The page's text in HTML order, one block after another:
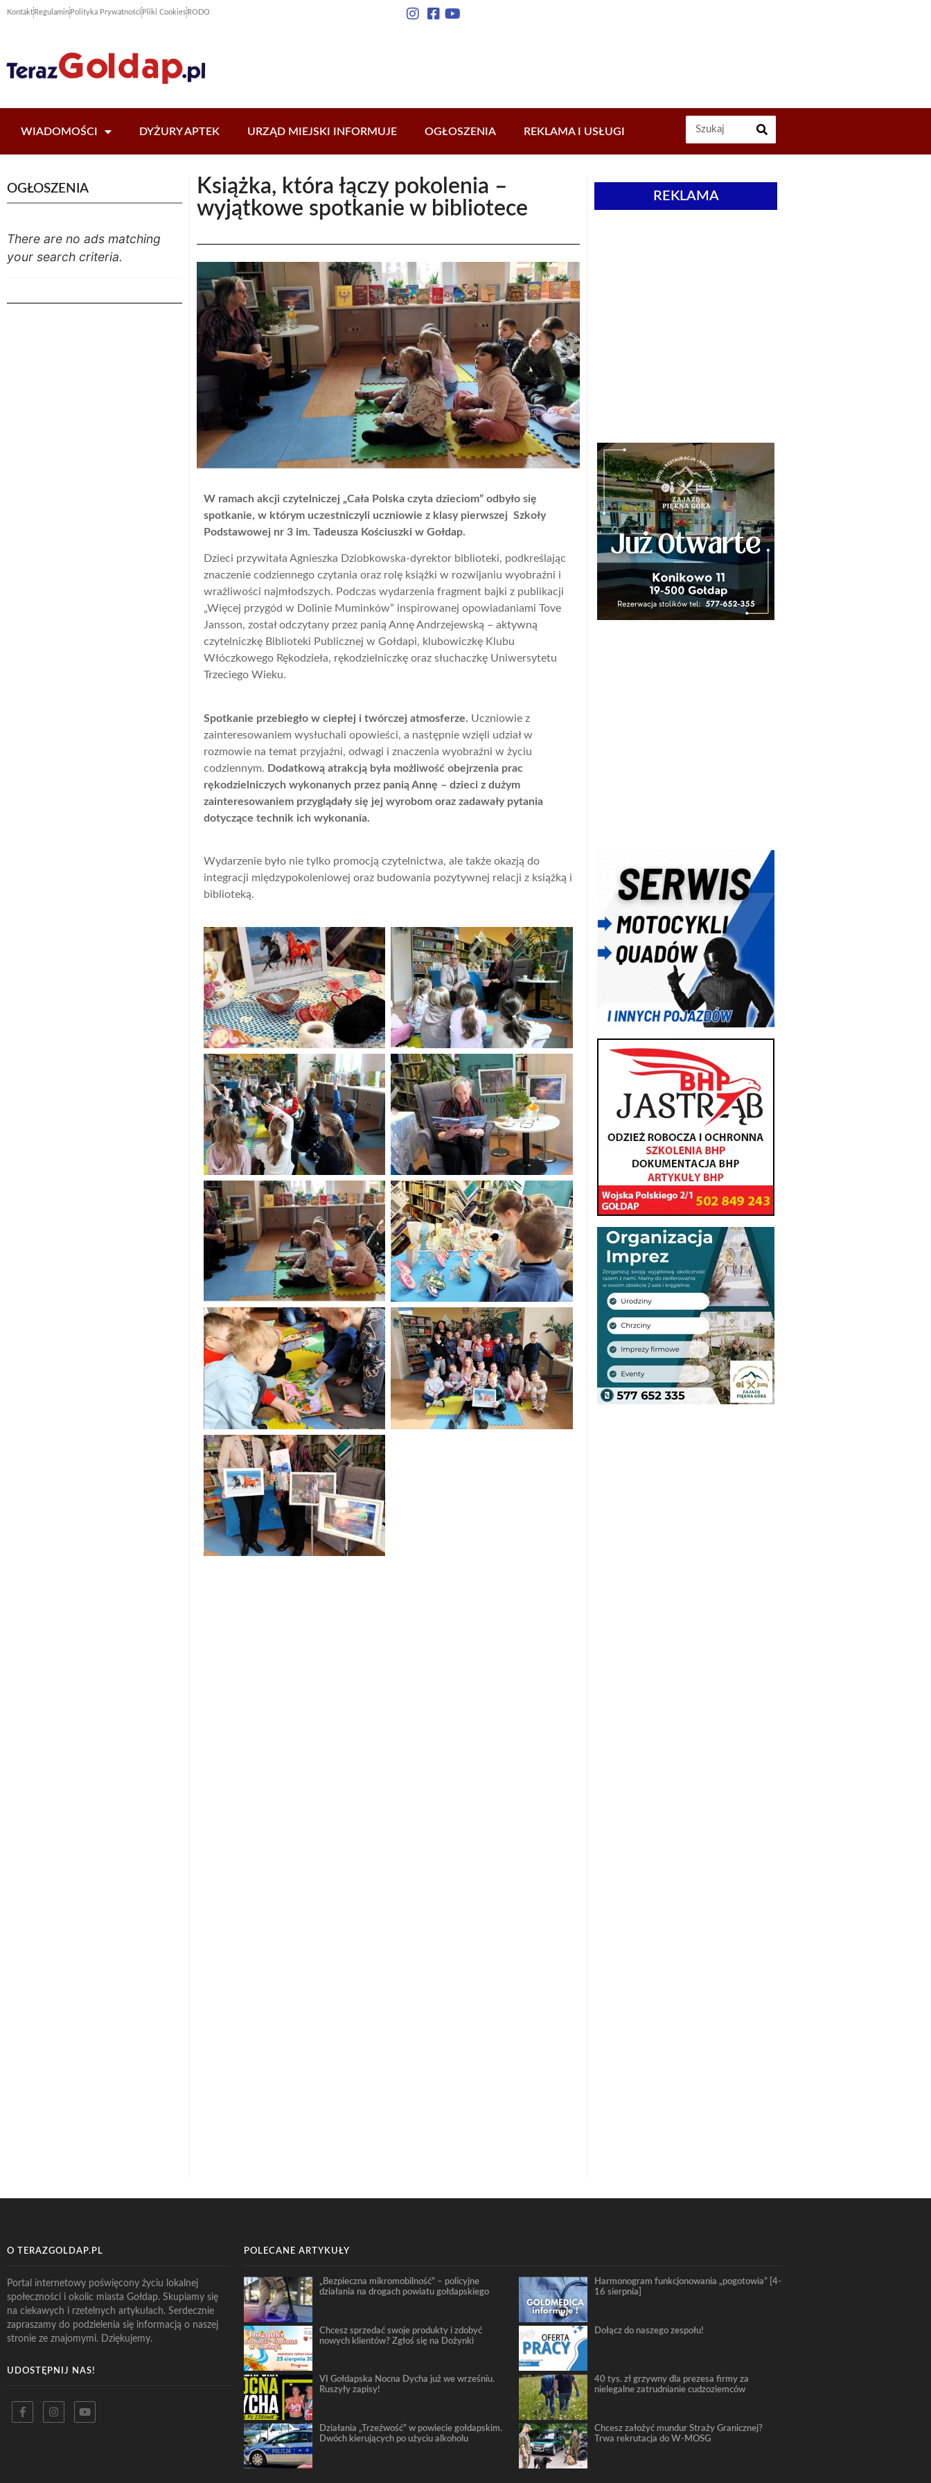
Kontakt Regulamin Polityka Prywatności Pliki Cookies RODO
WIADOMOŚCI DYŻURY APTEK URZĄD MIEJSKI INFORMUJE OGŁOSZENIA REKLAMA I USŁUGI
OGŁOSZENIA
There are no ads matching
your search criteria.
Książka, która łączy pokolenia –
wyjątkowe spotkanie w bibliotece
W ramach akcji czytelniczej „Cała Polska czyta dzieciom” odbyło się
spotkanie, w którym uczestniczyli uczniowie z klasy pierwszej Szkoły
Podstawowej nr 3 im. Tadeusza Kościuszki w Gołdap.
Dzieci przywitała Agnieszka Dziobkowska-dyrektor biblioteki, podkreślając
znaczenie codziennego czytania oraz rolę książki w rozwijaniu wyobraźni i
wrażliwości najmłodszych. Podczas wydarzenia fragment bajki z publikacji
„Więcej przygód w Dolinie Muminków” inspirowanej opowiadaniami Tove
Jansson, został odczytany przez panią Annę Andrzejewską – aktywną
czytelniczkę Biblioteki Publicznej w Gołdapi, klubowiczkę Klubu
Włóczkowego Rękodzieła, rękodzielniczkę oraz słuchaczkę Uniwersytetu
Trzeciego Wieku.
Spotkanie przebiegło w ciepłej i twórczej atmosferze. Uczniowie z
zainteresowaniem wysłuchali opowieści, a następnie wzięli udział w
rozmowie na temat przyjaźni, odwagi i znaczenia wyobraźni w życiu
codziennym. Dodatkową atrakcją była możliwość obejrzenia prac
rękodzielniczych wykonanych przez panią Annę – dzieci z dużym
zainteresowaniem przyglądały się jej wyrobom oraz zadawały pytania
dotyczące technik ich wykonania.
Wydarzenie było nie tylko promocją czytelnictwa, ale także okazją do
integracji międzypokoleniowej oraz budowania pozytywnej relacji z książką i
biblioteką.
REKLAMA
O TERAZGOLDAP.PL
Portal internetowy poświęcony życiu lokalnej
społeczności i okolic miasta Gołdap. Skupiamy się
na ciekawych i rzetelnych artykułach. Serdecznie
zapraszamy do podzielenia się informacją o naszej
stronie ze znajomymi. Dziękujemy.
UDOSTĘPNIJ NAS!
POLECANE ARTYKUŁY
„Bezpieczna mikromobilność” – policyjne
działania na drogach powiatu gołdapskiego
Harmonogram funkcjonowania „pogotowia” [4-
16 sierpnia]
Chcesz sprzedać swoje produkty i zdobyć
nowych klientów? Zgłoś się na Dożynki
Dołącz do naszego zespołu!
VI Gołdapska Nocna Dycha już we wrześniu.
Ruszyły zapisy!
40 tys. zł grzywny dla prezesa firmy za
nielegalne zatrudnianie cudzoziemców
Działania „Trzeźwość” w powiecie gołdapskim.
Dwóch kierujących po użyciu alkoholu
Chcesz założyć mundur Straży Granicznej?
Trwa rekrutacja do W-MOSG